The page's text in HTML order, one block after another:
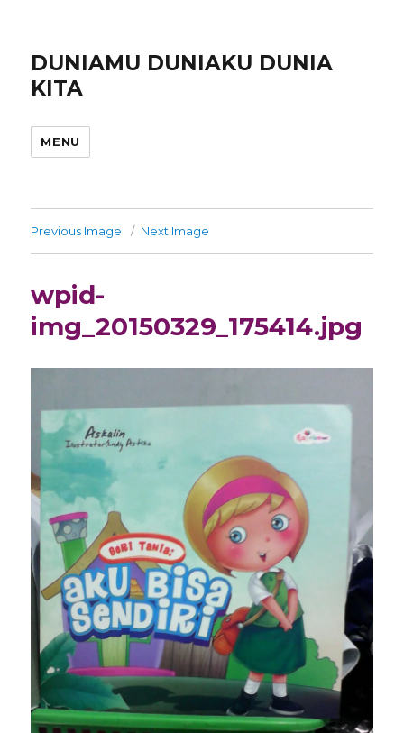
DUNIAMU DUNIAKU DUNIA
KITA
MENU
Previous Image Next Image
wpid-
img_20150329_175414.jpg